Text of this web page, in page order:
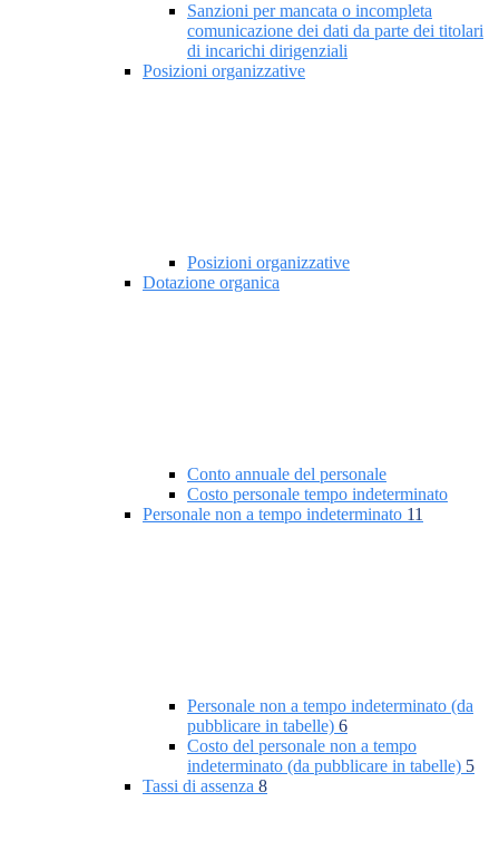
Sanzioni per mancata o incompleta
comunicazione dei dati da parte dei titolari
di incarichi dirigenziali
Posizioni organizzative
Posizioni organizzative
Dotazione organica
Conto annuale del personale
Costo personale tempo indeterminato
Personale non a tempo indeterminato 11
Personale non a tempo indeterminato (da
pubblicare in tabelle) 6
Costo del personale non a tempo
indeterminato (da pubblicare in tabelle) 5
Tassi di assenza 8